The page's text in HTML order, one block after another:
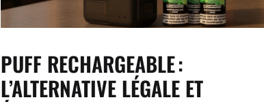
PUFF RECHARGEABLE :
L’ALTERNATIVE LÉGALE ET